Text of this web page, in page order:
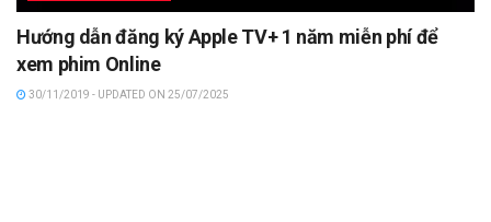
Hướng dẫn đăng ký Apple TV+ 1 năm miễn phí để
xem phim Online
30/11/2019 - UPDATED ON 25/07/2025